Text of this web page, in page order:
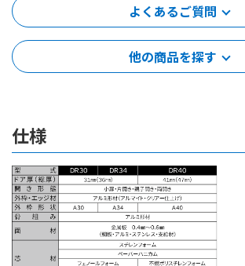
よくあるご質問
他の商品を探す
仕様